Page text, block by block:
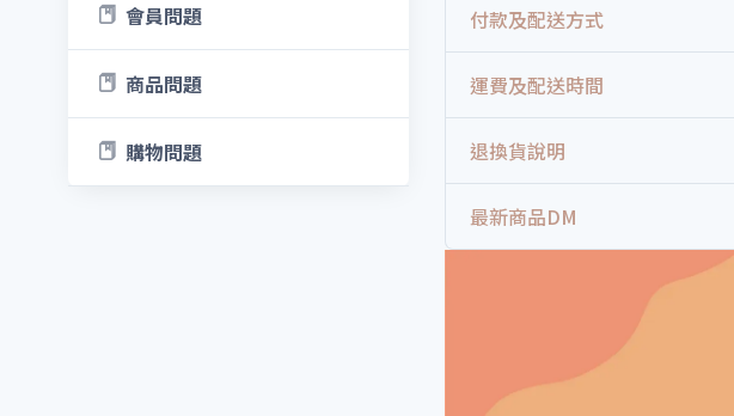
會員問題
商品問題
購物問題
付款及配送方式
運費及配送時間
退換貨說明
最新商品DM